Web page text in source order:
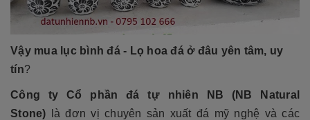
Vậy mua lục bình đá - Lọ hoa đá ở đâu yên tâm, uy
tín?
Công ty Cổ phần đá tự nhiên NB (NB Natural
Stone) là đơn vị chuyên sản xuất đá mỹ nghệ và các